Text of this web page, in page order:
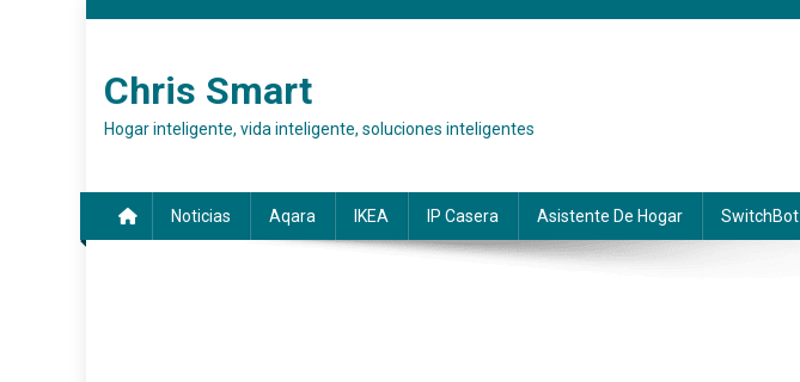
Chris Smart
Hogar inteligente, vida inteligente, soluciones inteligentes
Noticias Aqara IKEA IP Casera Asistente De Hogar SwitchBot